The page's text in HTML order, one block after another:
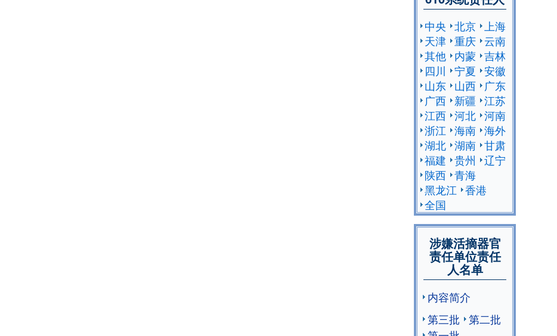
中央 北京
上海
天津 重庆 云南
其他 内蒙 吉林
四川
宁夏 安徽
山东 山西
广东
广西 新疆 江苏
江西 河北 河南
浙江 海南 海外
湖北 湖南 甘肃
福建 贵州
辽宁
陕西 青海
黑龙江 香港
全国
涉嫌活摘器官
责任单位责任
人名单
内容简介
第三批
第二批